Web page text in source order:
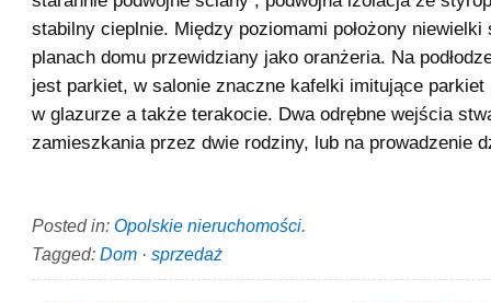
stabilny cieplnie. Między poziomami położony niewielki
planach domu przewidziany jako oranżeria. Na
jest parkiet, w salonie znaczne kafelki imitujące parkiet
w glazurze a także terakocie. Dwa odrębne wejścia
zamieszkania przez dwie rodziny, lub na prowadzenie
Posted in: Opolskie nieruchomości.
Tagged: Dom · sprzedaż